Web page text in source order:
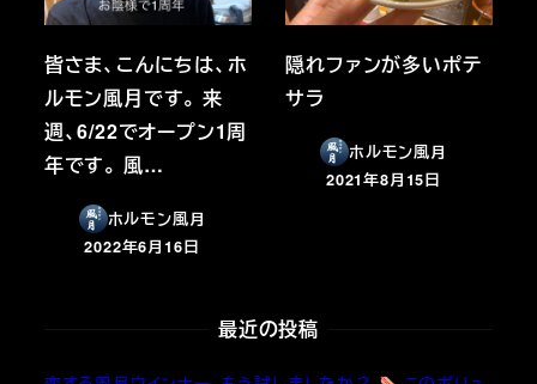
皆さま、こんにちは、ホ
ルモン風月です。 来
週、6/22でオープン1周
年です。 風…
ホルモン風月
投稿日
2022年6月16日
隠れファンが多いポテ
サラ
ホルモン風月
投稿日
2021年8月15日
最近の投稿